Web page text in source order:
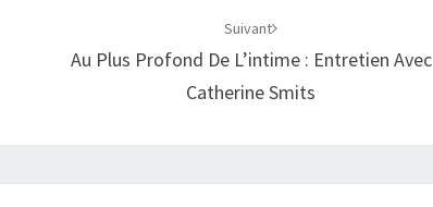
Suivant
Au Plus Profond De L’intime : Entretien Avec
Catherine Smits